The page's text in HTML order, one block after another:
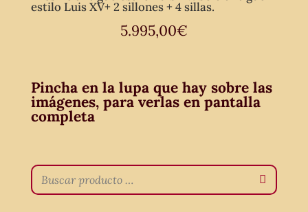
estilo Luis XV+ 2 sillones + 4 sillas.
5.995,00€
Pincha en la lupa que hay sobre las
imágenes, para verlas en pantalla
completa